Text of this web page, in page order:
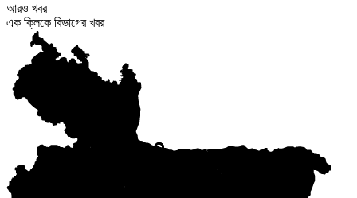
আরও খবর
এক ক্লিকে বিভাগের খবর